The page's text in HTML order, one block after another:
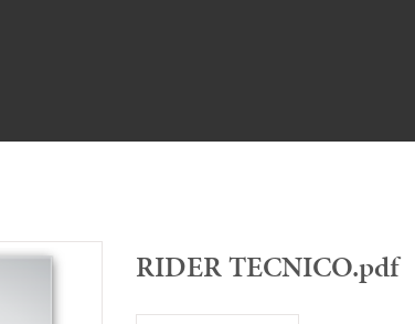
RIDER TECNICO.pdf